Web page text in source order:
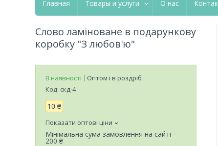
Главная Товары и услуги О нас
Слово ламіноване в подарункову
коробку "З любов'ю"
В наявності
Оптом і в роздріб
Код: скд-4
10 ₴
Показати оптові ціни
Мінімальна сума замовлення на сайті —
200 ₴